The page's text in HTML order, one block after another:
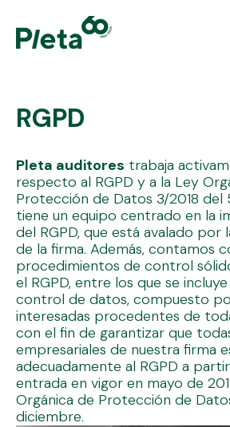
RGPD
Pleta auditores trabaja
respecto al RGPD y a la Ley
Protección de Datos 3/2018 del
tiene un equipo centrado en la
del RGPD, que está avalado por
de la firma. Además, contamos
procedimientos de control
el RGPD, entre los que se
control de datos, compuesto
interesadas procedentes de
con el fin de garantizar que
empresariales de nuestra firma
adecuadamente al RGPD a
entrada en vigor en mayo de
Orgánica de Protección de
diciembre.